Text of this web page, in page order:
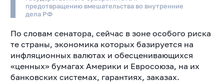
предотвращению вмешательства во внутренние
дела РФ
По словам сенатора, сейчас в зоне особого риска
те страны, экономика которых базируется на
инфляционных валютах и обесценивающихся
«ценных» бумагах Америки и Евросоюза, на их
банковских системах, гарантиях, заказах.